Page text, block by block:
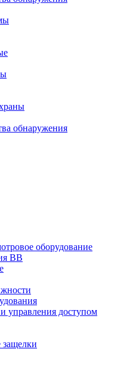
обнаружения
оборудование
ВВ
управления доступом
защелки